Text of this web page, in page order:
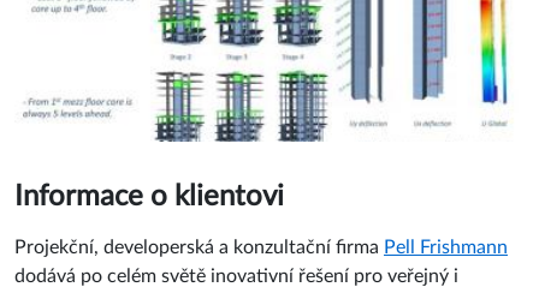
Informace o klientovi
Projekční, developerská a konzultační firma Pell Frishmann
dodává po celém světě inovativní řešení pro veřejný i